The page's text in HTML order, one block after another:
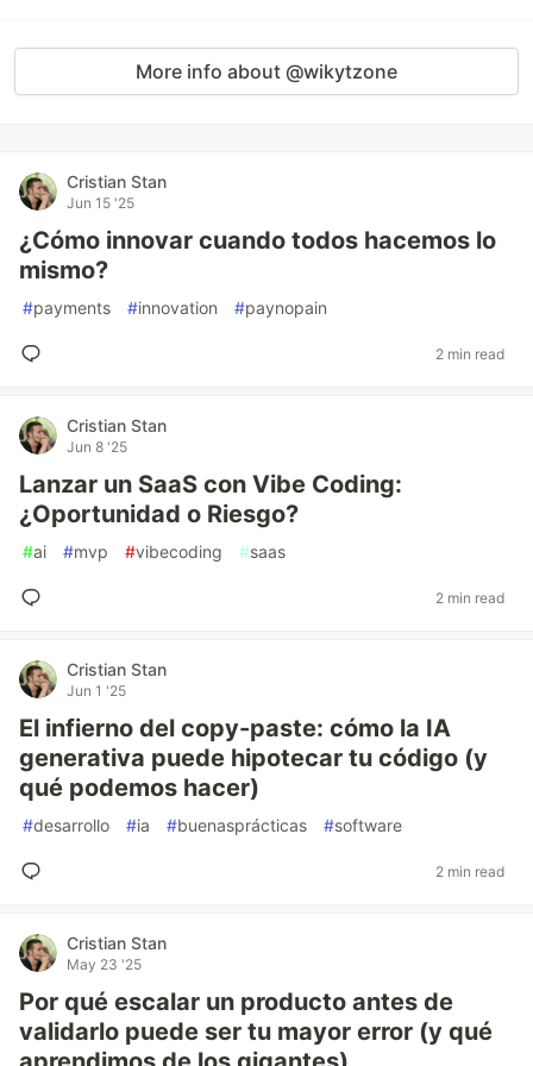
More info about @wikytzone
Cristian Stan
Jun 15 '25
¿Cómo innovar cuando todos hacemos lo
mismo?
#payments #innovation #paynopain
2 min read
Cristian Stan
Jun 8 '25
Lanzar un SaaS con Vibe Coding:
¿Oportunidad o Riesgo?
#ai #mvp #vibecoding #saas
2 min read
Cristian Stan
Jun 1 '25
El infierno del copy-paste: cómo la IA
generativa puede hipotecar tu código (y
qué podemos hacer)
#desarrollo #ia #buenasprácticas #software
2 min read
Cristian Stan
May 23 '25
Por qué escalar un producto antes de
validarlo puede ser tu mayor error (y qué